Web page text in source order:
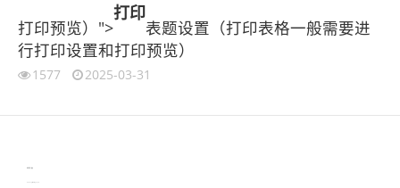
打印预览）">
打印
表题设置（打印表格一般需要进
行打印设置和打印预览）
1577 2025-03-31